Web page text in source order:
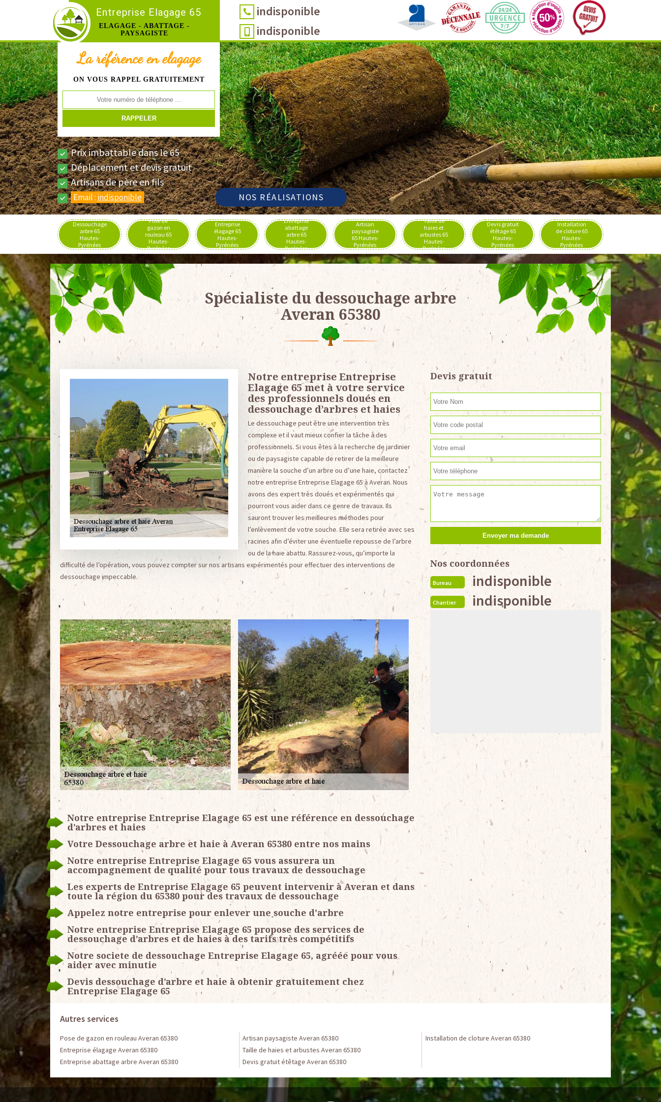
Entreprise Elagage 65
ELAGAGE - ABATTAGE -
PAYSAGISTE
indisponible
indisponible
La référence en elagage
ON VOUS RAPPEL GRATUITEMENT
Prix imbattable dans le 65
Déplacement et devis gratuit
Artisans de père en fils
Email : indisponible NOS RÉALISATIONS
Dessouchage
arbre 65
Hautes-
Pyrénées
Pose de
gazon en
rouleau 65
Hautes-
Pyrénées
Entreprise
élagage 65
Hautes-
Pyrénées
Entreprise
abattage
arbre 65
Hautes-
Pyrénées
Artisan
paysagiste
65 Hautes-
Pyrénées
Taille de
haies et
arbustes 65
Hautes-
Pyrénées
Devis gratuit
étêtage 65
Hautes-
Pyrénées
Installation
de cloture 65
Hautes-
Pyrénées
Spécialiste du dessouchage arbre
Averan 65380
Notre entreprise Entreprise
Elagage 65 met à votre service
des professionnels doués en
dessouchage d’arbres et haies
Le dessouchage peut être une intervention très
complexe et il vaut mieux confier la tâche à des
professionnels. Si vous êtes à la recherche de jardinier
ou de paysagiste capable de retirer de la meilleure
manière la souche d’un arbre ou d’une haie, contactez
notre entreprise Entreprise Elagage 65 à Averan. Nous
avons des expert très doués et expérimentés qui
pourront vous aider dans ce genre de travaux. Ils
sauront trouver les meilleures méthodes pour
l’enlèvement de votre souche. Elle sera retirée avec ses
racines afin d’éviter une éventuelle repousse de l’arbre
ou de la haie abattu. Rassurez-vous, qu’importe la
difficulté de l’opération, vous pouvez compter sur nos artisans expérimentés pour effectuer des interventions de
dessouchage impeccable.
Notre entreprise Entreprise Elagage 65 est une référence en dessouchage
d’arbres et haies
Votre Dessouchage arbre et haie à Averan 65380 entre nos mains
Notre entreprise Entreprise Elagage 65 vous assurera un
accompagnement de qualité pour tous travaux de dessouchage
Les experts de Entreprise Elagage 65 peuvent intervenir à Averan et dans
toute la région du 65380 pour des travaux de dessouchage
Appelez notre entreprise pour enlever une souche d'arbre
Notre entreprise Entreprise Elagage 65 propose des services de
dessouchage d’arbres et de haies à des tarifs très compétitifs
Notre societe de dessouchage Entreprise Elagage 65, agréée pour vous
aider avec minutie
Devis dessouchage d’arbre et haie à obtenir gratuitement chez
Entreprise Elagage 65
Devis gratuit
Nos coordonnées
Bureau indisponible
Chantier indisponible
Autres services
Pose de gazon en rouleau Averan 65380
Entreprise élagage Averan 65380
Entreprise abattage arbre Averan 65380
Artisan paysagiste Averan 65380
Taille de haies et arbustes Averan 65380
Devis gratuit étêtage Averan 65380
Installation de cloture Averan 65380